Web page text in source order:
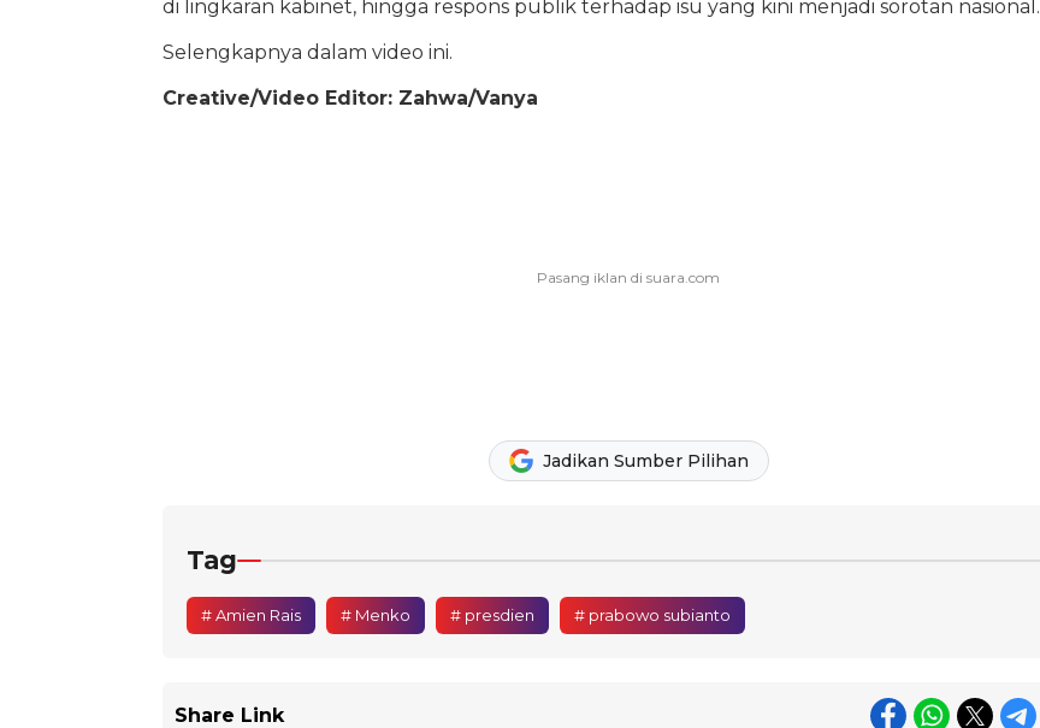
di lingkaran kabinet, hingga respons publik terhadap isu yang kini menjadi sorotan nasional.
Selengkapnya dalam video ini.
Creative/Video Editor: Zahwa/Vanya
Jadikan Sumber Pilihan
Tag
# Amien Rais # Menko # presdien # prabowo subianto
Share Link